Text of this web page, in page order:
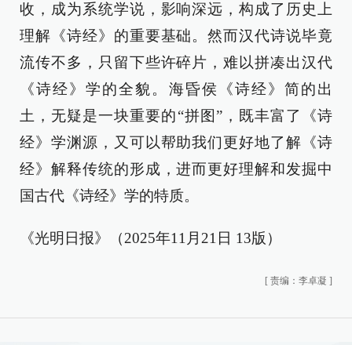
收，成为系统学说，影响深远，构成了历史上
理解《诗经》的重要基础。然而汉代诗说毕竟
流传不多，只留下些许碎片，难以拼凑出汉代
《诗经》学的全貌。海昏侯《诗经》简的出
土，无疑是一块重要的“拼图”，既丰富了《诗
经》学渊源，又可以帮助我们更好地了解《诗
经》解释传统的形成，进而更好理解和发掘中
国古代《诗经》学的特质。
《光明日报》（2025年11月21日 13版）
[ 责编：李卓凝 ]